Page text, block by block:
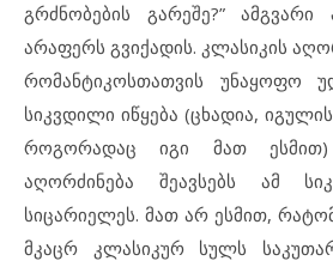
გრძნობების გარეშე?” ამგვარი
არაფერს გვიქადის. კლასიკის
რომანტიკოსთათვის უნაყოფო
სიკვდილი იწყება (ცხადია,
როგორადაც იგი მათ
აღორძინება შეავსებს ამ
სიცარიელეს. მათ არ ესმით,
მკაცრ კლასიკურ სულს